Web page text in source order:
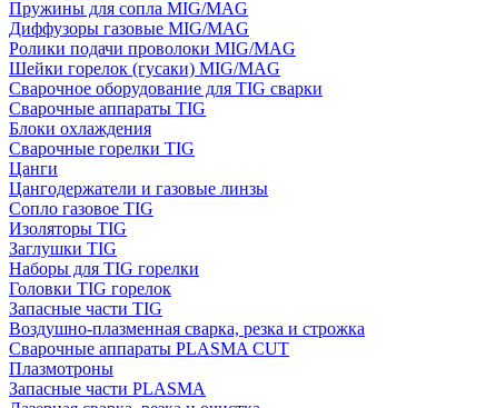
Пружины для сопла MIG/MAG
Диффузоры газовые MIG/MAG
Ролики подачи проволоки MIG/MAG
Шейки горелок (гусаки) MIG/MAG
Сварочное оборудование для TIG сварки
Сварочные аппараты TIG
Блоки охлаждения
Сварочные горелки TIG
Цанги
Цангодержатели и газовые линзы
Сопло газовое TIG
Изоляторы TIG
Заглушки TIG
Наборы для TIG горелки
Головки TIG горелок
Запасные части TIG
Воздушно-плазменная сварка, резка и строжка
Сварочные аппараты PLASMA CUT
Плазмотроны
Запасные части PLASMA